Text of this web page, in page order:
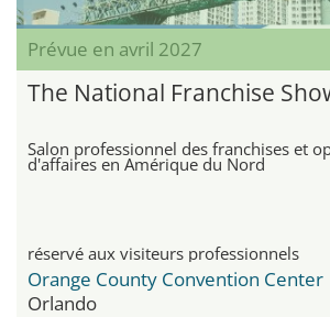
Prévue en avril 2027
The National Franchise
Salon professionnel des franchises et
d'affaires en Amérique du Nord
réservé aux visiteurs professionnels
Orange County Convention Center
Orlando